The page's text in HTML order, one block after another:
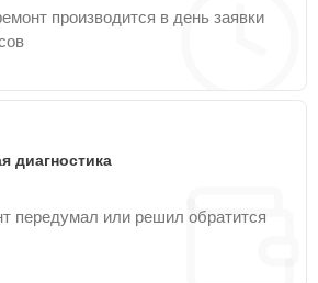
производится в день заявки
диагностика
передумал или решил обратится